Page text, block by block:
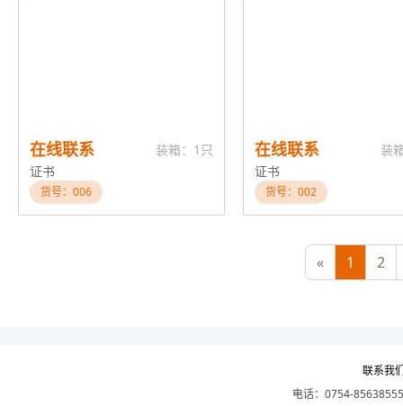
在线联系
装箱：1只
证书
货号：006
在线联系
装
证书
货号：002
« 1 2
联系我
电话：0754-